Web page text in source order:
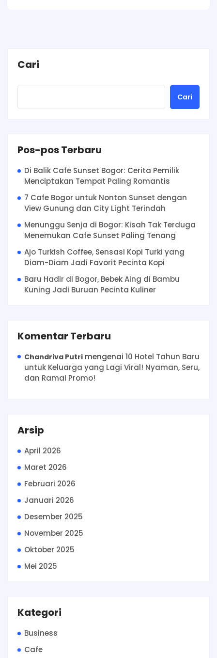
Cari
Cari
Pos-pos Terbaru
Di Balik Cafe Sunset Bogor: Cerita Pemilik
Menciptakan Tempat Paling Romantis
7 Cafe Bogor untuk Nonton Sunset dengan
View Gunung dan City Light Terindah
Menunggu Senja di Bogor: Kisah Tak Terduga
Menemukan Cafe Sunset Paling Tenang
Ajo Turkish Coffee, Sensasi Kopi Turki yang
Diam-Diam Jadi Favorit Pecinta Kopi
Baru Hadir di Bogor, Bebek Aing di Bambu
Kuning Jadi Buruan Pecinta Kuliner
Komentar Terbaru
Chandriva Putri mengenai 10 Hotel Tahun Baru
untuk Keluarga yang Lagi Viral! Nyaman, Seru,
dan Ramai Promo!
Arsip
April 2026
Maret 2026
Februari 2026
Januari 2026
Desember 2025
November 2025
Oktober 2025
Mei 2025
Kategori
Business
Cafe